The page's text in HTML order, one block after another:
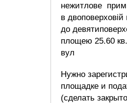
нежитлове
в двоповерховій
до
площею 25.60
вул
Нужно
площадке и
(сделать